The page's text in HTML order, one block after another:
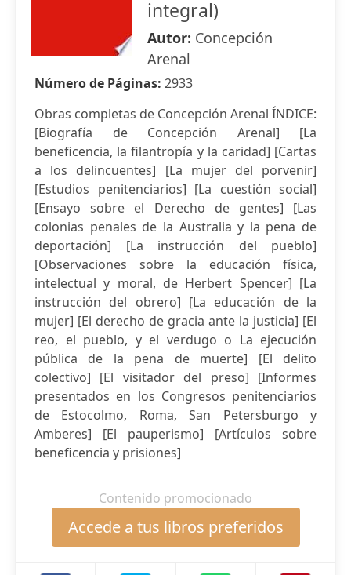
integral)
Autor: Concepción
Arenal
Número de Páginas: 2933
Obras completas de Concepción Arenal ÍNDICE:
[Biografía de Concepción Arenal] [La
beneficencia, la filantropía y la caridad] [Cartas
a los delincuentes] [La mujer del porvenir]
[Estudios penitenciarios] [La cuestión social]
[Ensayo sobre el Derecho de gentes] [Las
colonias penales de la Australia y la pena de
deportación] [La instrucción del pueblo]
[Observaciones sobre la educación física,
intelectual y moral, de Herbert Spencer] [La
instrucción del obrero] [La educación de la
mujer] [El derecho de gracia ante la justicia] [El
reo, el pueblo, y el verdugo o La ejecución
pública de la pena de muerte] [El delito
colectivo] [El visitador del preso] [Informes
presentados en los Congresos penitenciarios
de Estocolmo, Roma, San Petersburgo y
Amberes] [El pauperismo] [Artículos sobre
beneficencia y prisiones]
Contenido promocionado
Accede a tus libros preferidos